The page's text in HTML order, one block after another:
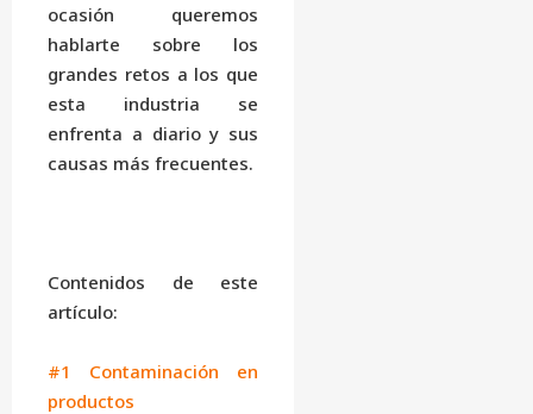
ocasión queremos
hablarte sobre los
grandes retos a los que
esta industria se
enfrenta a diario y sus
causas más frecuentes.
Contenidos de este
artículo:
#1 Contaminación en
productos